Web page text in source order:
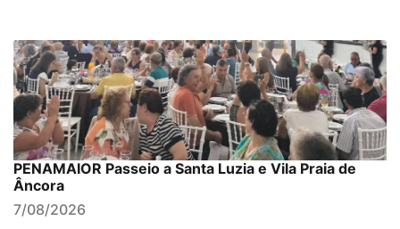
PENAMAIOR Passeio a Santa Luzia e Vila Praia de
Âncora
7/08/2026